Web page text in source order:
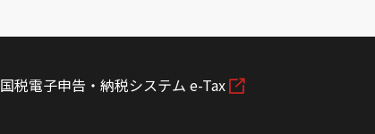
国税電子申告・納税システム e-Tax